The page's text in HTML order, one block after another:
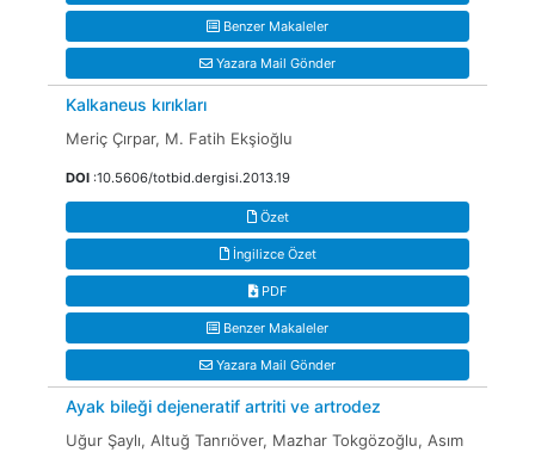
Benzer Makaleler
Yazara Mail Gönder
Kalkaneus kırıkları
Meriç Çırpar, M. Fatih Ekşioğlu
DOI :10.5606/totbid.dergisi.2013.19
Özet
İngilizce Özet
PDF
Benzer Makaleler
Yazara Mail Gönder
Ayak bileği dejeneratif artriti ve artrodez
Uğur Şaylı, Altuğ Tanrıöver, Mazhar Tokgözoğlu, Asım